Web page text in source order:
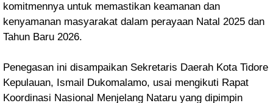
komitmennya untuk memastikan keamanan dan
kenyamanan masyarakat dalam perayaan Natal 2025 dan
Tahun Baru 2026.
Penegasan ini disampaikan Sekretaris Daerah Kota Tidore
Kepulauan, Ismail Dukomalamo, usai mengikuti Rapat
Koordinasi Nasional Menjelang Nataru yang dipimpin